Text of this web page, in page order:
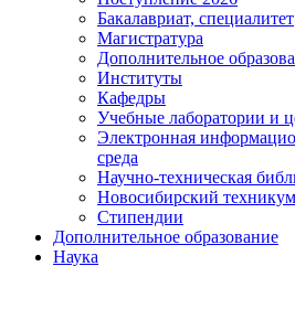
Бакалавриат, специалитет
Магистратура
Дополнительное
Институты
Кафедры
Учебные лаборатории и
Электронная
среда
Научно-техническая
Новосибирский
Стипендии
Дополнительное образование
Наука